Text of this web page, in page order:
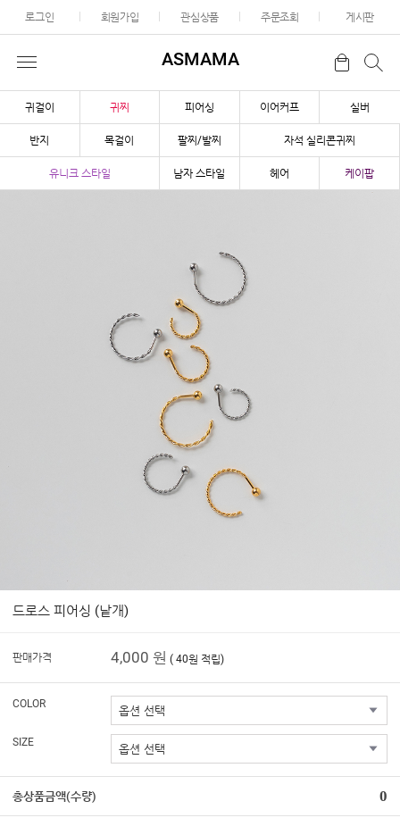
로그인 회원가입 관심상품 주문조회 게시판
ASMAMA
귀걸이 귀찌 피어싱 이어커프 실버
반지 목걸이 팔찌/발찌 자석 실리콘귀찌
유니크 스타일 남자 스타일 헤어 케이팝
드로스 피어싱 (낱개)
판매가격 4,000 원 ( 40원 적립)
COLOR
SIZE
총상품금액(수량) 0